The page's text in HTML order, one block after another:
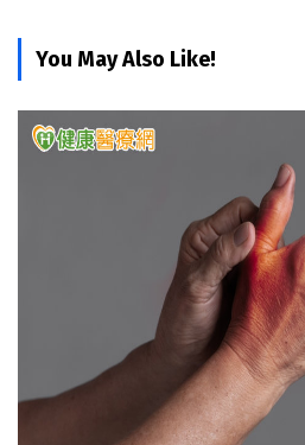
You May Also Like!